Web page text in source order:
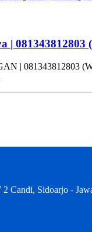
| 081343812803
| 081343812803
Candi, Sidoarjo -